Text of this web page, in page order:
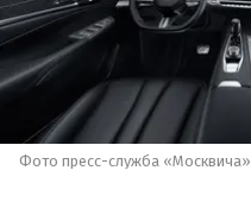
Фото пресс-служба «Москвича»